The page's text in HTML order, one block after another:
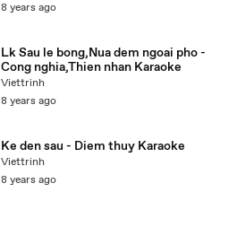
8 years ago
Lk Sau le bong,Nua dem ngoai pho -
Cong nghia,Thien nhan Karaoke
Viettrinh
8 years ago
Ke den sau - Diem thuy Karaoke
Viettrinh
8 years ago